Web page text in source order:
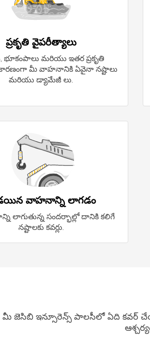
ప్రకృతి వైపరీత్యాలు
భూకంపాలు మరియు ఇతర ప్రకృతి
మీ వాహనానికి ఏవైనా నష్టాలు
మరియు డ్యామేజీ లు.
వాహనాన్ని లాగడం
లాగుతున్న సందర్భాల్లో దానికి కలిగే
నష్టాలకు కవర్లు.
మీ జెసిబి ఇన్సూరెన్స్ పాలసీలో ఏది కవర్